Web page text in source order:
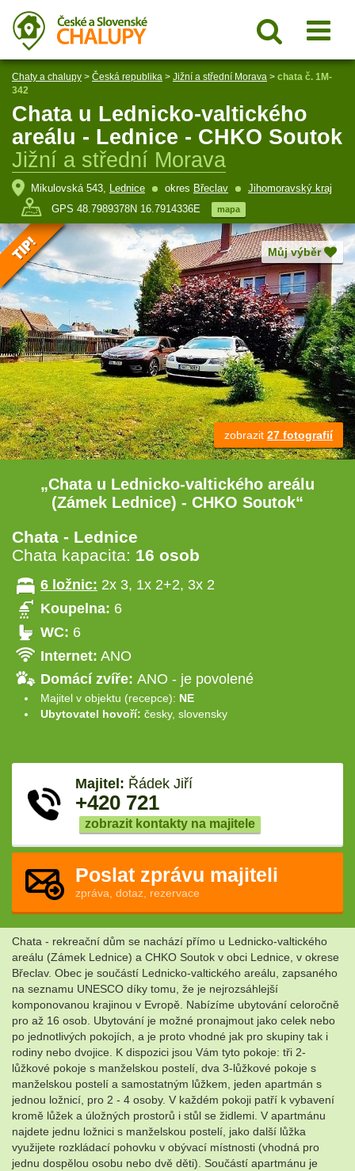
Chaty a chalupy > Česká republika > Jižní a střední Morava > chata č. 1M-
342
Chata u Lednicko-valtického
areálu - Lednice - CHKO Soutok
Jižní a střední Morava
Mikulovská 543, Lednice okres Břeclav
Jihomoravský kraj
GPS 48.7989378N 16.7914336E
mapa
Můj výběr
zobrazit 27 fotografií
„Chata u Lednicko-valtického areálu
(Zámek Lednice) - CHKO Soutok“
Chata - Lednice
Chata kapacita: 16 osob
6 ložnic: 2x 3, 1x 2+2, 3x 2
Koupelna: 6
WC: 6
Internet: ANO
Domácí zvíře: ANO - je povolené
Majitel v objektu (recepce): NE
Ubytovatel hovoří: česky, slovensky
Majitel: Řádek Jiří
+420 721
zobrazit kontakty na majitele
Poslat zprávu majiteli
zpráva, dotaz, rezervace
Chata - rekreační dům se nachází přímo u Lednicko-valtického
areálu (Zámek Lednice) a CHKO Soutok v obci Lednice, v okrese
Břeclav. Obec je součástí Lednicko-valtického areálu, zapsaného
na seznamu UNESCO díky tomu, že je nejrozsáhlejší
komponovanou krajinou v Evropě. Nabízíme ubytování celoročně
pro až 16 osob. Ubytování je možné pronajmout jako celek nebo
po jednotlivých pokojích, a je proto vhodné jak pro skupiny tak i
rodiny nebo dvojice. K dispozici jsou Vám tyto pokoje: tři 2-
lůžkové pokoje s manželskou postelí, dva 3-lůžkové pokoje s
manželskou postelí a samostatným lůžkem, jeden apartmán s
jednou ložnicí, pro 2 - 4 osoby. V každém pokoji patří k vybavení
kromě lůžek a úložných prostorů i stůl se židlemi. V apartmánu
najdete jednu ložnici s manželskou postelí, jako další lůžka
využijete rozkládací pohovku v obývací místnosti (vhodná pro
jednu dospělou osobu nebo dvě děti). Součástí apartmánu je